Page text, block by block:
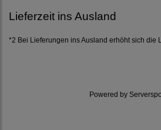
Lieferzeit ins Ausland
*2 Bei Lieferungen ins Ausland erhöht sich die
Powered by